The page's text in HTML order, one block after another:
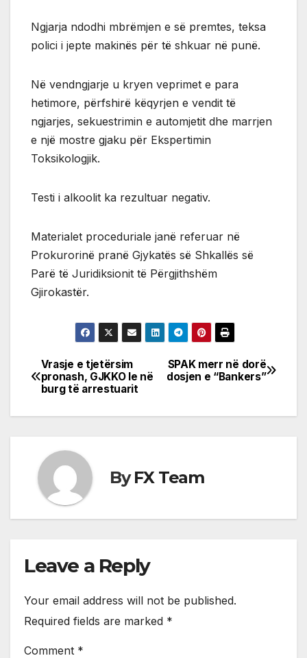
Ngjarja ndodhi mbrëmjen e së premtes, teksa
polici i jepte makinës për të shkuar në punë.
Në vendngjarje u kryen veprimet e para
hetimore, përfshirë këqyrjen e vendit të
ngjarjes, sekuestrimin e automjetit dhe marrjen
e një mostre gjaku për Ekspertimin
Toksikologjik.
Testi i alkoolit ka rezultuar negativ.
Materialet proceduriale janë referuar në
Prokurorinë pranë Gjykatës së Shkallës së
Parë të Juridiksionit të Përgjithshëm
Gjirokastër.
Post
navigation
SPAK merr në dorë
dosjen e “Bankers”
Vrasje e tjetërsim
pronash, GJKKO le në
burg të arrestuarit
ByFX Team
Leave a Reply
Your email address will not be published.
Required fields are marked *
Comment *